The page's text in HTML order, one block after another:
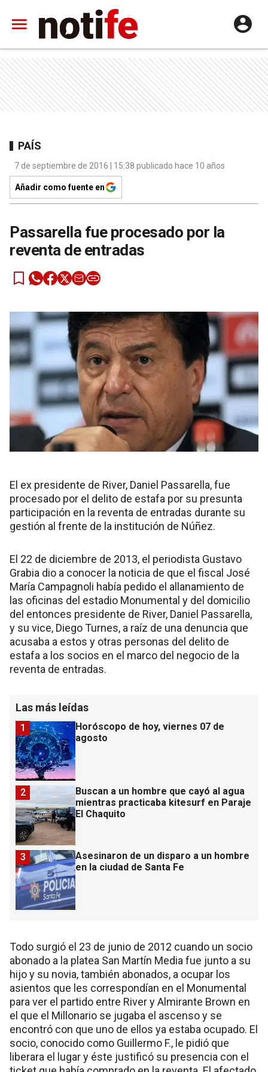
PAÍS
7 de septiembre de 2016 | 15:38 publicado hace 10 años
Añadir como fuente en
Passarella fue procesado por la
reventa de entradas
El ex presidente de River, Daniel Passarella, fue
procesado por el delito de estafa por su presunta
participación en la reventa de entradas durante su
gestión al frente de la institución de Núñez.
El 22 de diciembre de 2013, el periodista Gustavo
Grabia dio a conocer la noticia de que el fiscal José
María Campagnoli había pedido el allanamiento de
las oficinas del estadio Monumental y del domicilio
del entonces presidente de River, Daniel Passarella,
y su vice, Diego Turnes, a raíz de una denuncia que
acusaba a estos y otras personas del delito de
estafa a los socios en el marco del negocio de la
reventa de entradas.
Las más leídas
Horóscopo de hoy, viernes 07 de
agosto
1
Buscan a un hombre que cayó al agua
mientras practicaba kitesurf en Paraje
El Chaquito
2
Asesinaron de un disparo a un hombre
en la ciudad de Santa Fe
3
Todo surgió el 23 de junio de 2012 cuando un socio
abonado a la platea San Martín Media fue junto a su
hijo y su novia, también abonados, a ocupar los
asientos que les correspondían en el Monumental
para ver el partido entre River y Almirante Brown en
el que el Millonario se jugaba el ascenso y se
encontró con que uno de ellos ya estaba ocupado. El
socio, conocido como Guillermo F., le pidió que
liberara el lugar y éste justificó su presencia con el